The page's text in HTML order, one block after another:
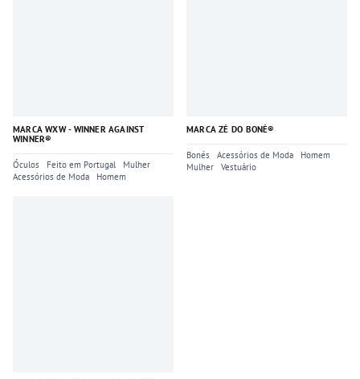
MARCA WXW - WINNER AGAINST
WINNER®
Óculos Feito em Portugal
Mulher
Acessórios de Moda
Homem
MARCA ZÉ DO BONÉ®
Bonés Acessórios de Moda
Homem
Mulher
Vestuário